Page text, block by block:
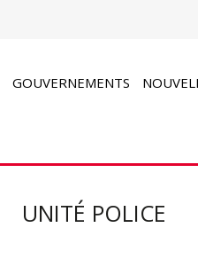
GOUVERNEMENTS
UNITÉ POLICE